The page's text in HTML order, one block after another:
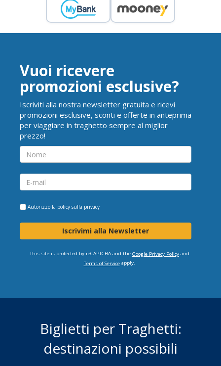
Vuoi ricevere
promozioni esclusive?
Iscriviti alla nostra newsletter gratuita e ricevi
promozioni esclusive, sconti e offerte in anteprima
per viaggiare in traghetto sempre al miglior
prezzo!
Autorizzo la policy sulla privacy
Iscrivimi alla Newsletter
This site is protected by reCAPTCHA and the Google Privacy Policyand
Terms of Serviceapply.
Biglietti per Traghetti:
destinazioni possibili